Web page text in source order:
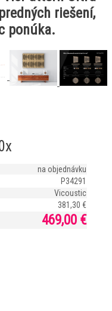
riešení,
ponúka.
na objednávku
P34291
Vicoustic
381,30 €
469,00 €